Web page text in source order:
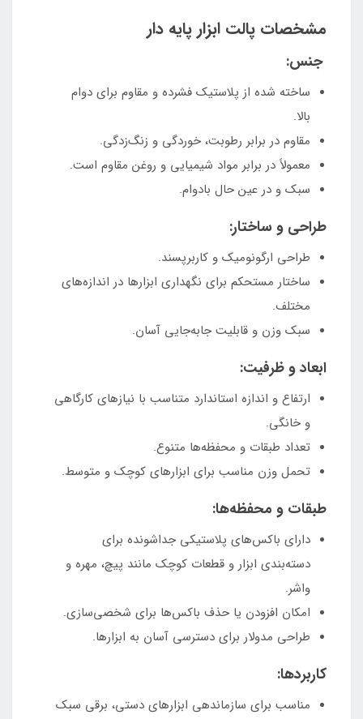
مشخصات پالت ابزار پایه‌ دار
جنس:
ساخته شده از پلاستیک فشرده و مقاوم برای دوام
بالا.
مقاوم در برابر رطوبت، خوردگی و زنگ‌زدگی.
معمولاً در برابر مواد شیمیایی و روغن مقاوم است.
سبک و در عین حال بادوام.
طراحی و ساختار:
طراحی ارگونومیک و کاربرپسند.
ساختار مستحکم برای نگهداری ابزارها در اندازه‌های
مختلف.
سبک وزن و قابلیت جابه‌جایی آسان.
ابعاد و ظرفیت:
ارتفاع و اندازه استاندارد متناسب با نیازهای کارگاهی
و خانگی.
تعداد طبقات و محفظه‌ها متنوع.
تحمل وزن مناسب برای ابزارهای کوچک و متوسط.
طبقات و محفظه‌ها:
دارای باکس‌های پلاستیکی جداشونده برای
دسته‌بندی ابزار و قطعات کوچک مانند پیچ، مهره و
واشر.
امکان افزودن یا حذف باکس‌ها برای شخصی‌سازی.
طراحی مدولار برای دسترسی آسان به ابزارها.
کاربردها:
مناسب برای سازماندهی ابزارهای دستی، برقی سبک